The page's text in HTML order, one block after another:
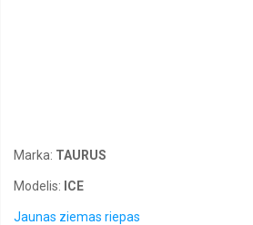
boosteri
Želejas
Marka: TAURUS
Modelis: ICE
Jaunas ziemas riepas